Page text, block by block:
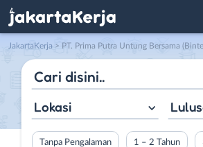
JakartaKerja > PT. Prima Putra Untung Bersama
Lokasi
Tanpa Pengalaman 1 – 2 Tahun